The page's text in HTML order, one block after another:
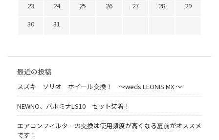
23
24 25 26 27 28
29
30
31
最近の投稿
スズキ ソリオ ホイール交換！ 〜weds LEONIS MX 〜
NEWNO、バルミナLS10 セット装着！
エアコンフィルターの交換は使用頻度が高くなる夏前がオススメ
です！